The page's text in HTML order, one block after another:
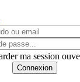
ma session